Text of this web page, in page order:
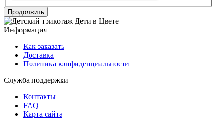
Продолжить
Информация
Как заказать
Доставка
Политика конфиденциальности
Служба поддержки
Контакты
FAQ
Карта сайта